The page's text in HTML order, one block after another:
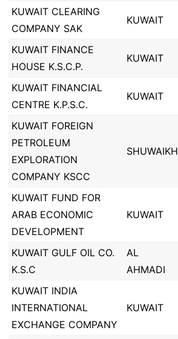
KUWAIT CLEARING
COMPANY SAK
KUWAIT
KUWAIT FINANCE
HOUSE K.S.C.P.
KUWAIT
KUWAIT FINANCIAL
CENTRE K.P.S.C.
KUWAIT
KUWAIT FOREIGN
PETROLEUM
EXPLORATION
COMPANY KSCC
SHUWAIKH
KUWAIT FUND FOR
ARAB ECONOMIC
DEVELOPMENT
KUWAIT
KUWAIT GULF OIL CO.
K.S.C
AL
AHMADI
KUWAIT INDIA
INTERNATIONAL
EXCHANGE COMPANY
KUWAIT